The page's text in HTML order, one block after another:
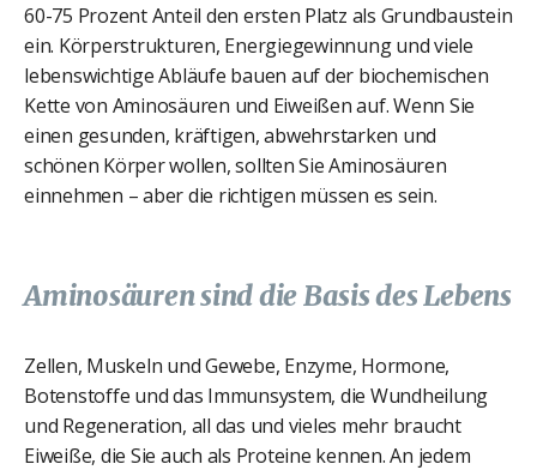
60-75 Prozent Anteil den ersten Platz als Grundbaustein
ein. Körperstrukturen, Energiegewinnung und viele
lebenswichtige Abläufe bauen auf der biochemischen
Kette von Aminosäuren und Eiweißen auf. Wenn Sie
einen gesunden, kräftigen, abwehrstarken und
schönen Körper wollen, sollten Sie Aminosäuren
einnehmen – aber die richtigen müssen es sein.
Aminosäuren sind die Basis des Lebens
Zellen, Muskeln und Gewebe, Enzyme, Hormone,
Botenstoffe und das Immunsystem, die Wundheilung
und Regeneration, all das und vieles mehr braucht
Eiweiße, die Sie auch als Proteine kennen. An jedem